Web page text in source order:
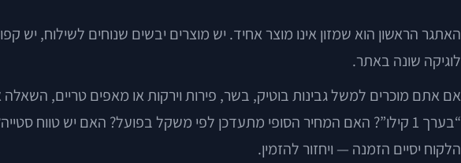
האתגר הראשון הוא שמזון אינו מוצר אחיד. יש מוצרים יבשים שנוחים לשילוח,
לוגיקה שונה באתר.
“בערך 1 קילו”? האם המחיר הסופי מתעדכן לפי משקל בפועל? האם יש
הלקוח יסיים הזמנה — ויחזור להזמין.